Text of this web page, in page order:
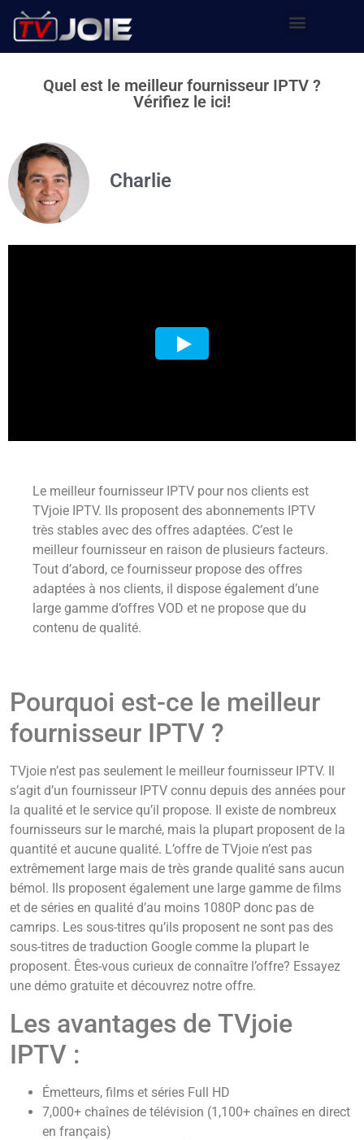
Quel est le meilleur fournisseur IPTV ?
Vérifiez le ici!
Charlie
Le meilleur fournisseur IPTV pour nos clients est
TVjoie IPTV. Ils proposent des abonnements IPTV
très stables avec des offres adaptées. C’est le
meilleur fournisseur en raison de plusieurs facteurs.
Tout d’abord, ce fournisseur propose des offres
adaptées à nos clients, il dispose également d’une
large gamme d’offres VOD et ne propose que du
contenu de qualité.
Pourquoi est-ce le meilleur
fournisseur IPTV ?
TVjoie n’est pas seulement le meilleur fournisseur IPTV. Il
s’agit d’un fournisseur IPTV connu depuis des années pour
la qualité et le service qu’il propose. Il existe de nombreux
fournisseurs sur le marché, mais la plupart proposent de la
quantité et aucune qualité. L’offre de TVjoie n’est pas
extrêmement large mais de très grande qualité sans aucun
bémol. Ils proposent également une large gamme de films
et de séries en qualité d’au moins 1080P donc pas de
camrips. Les sous-titres qu’ils proposent ne sont pas des
sous-titres de traduction Google comme la plupart le
proposent. Êtes-vous curieux de connaître l’offre? Essayez
une démo gratuite et découvrez notre offre.
Les avantages de TVjoie
IPTV :
Émetteurs, films et séries Full HD
7,000+ chaînes de télévision (1,100+ chaînes en direct
en français)